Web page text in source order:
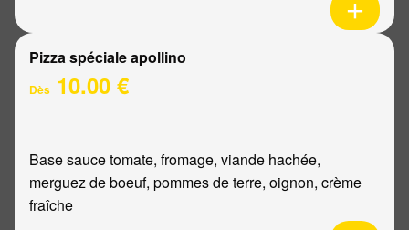
Pizza spéciale apollino
Dès 10.00 €
Base sauce tomate, fromage, viande hachée,
merguez de boeuf, pommes de terre, oignon, crème
fraîche